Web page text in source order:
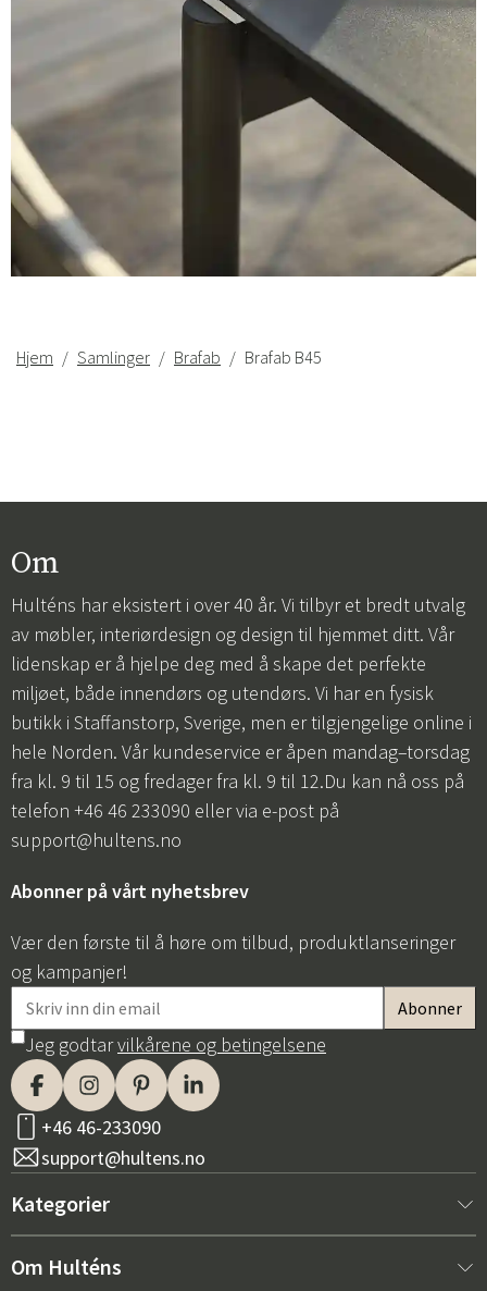
Hjem Samlinger Brafab Brafab B45
Om
Hulténs har eksistert i over 40 år. Vi tilbyr et bredt utvalg
av møbler, interiørdesign og design til hjemmet ditt. Vår
lidenskap er å hjelpe deg med å skape det perfekte
miljøet, både innendørs og utendørs. Vi har en fysisk
butikk i Staffanstorp, Sverige, men er tilgjengelige online i
hele Norden. Vår kundeservice er åpen mandag–torsdag
fra kl. 9 til 15 og fredager fra kl. 9 til 12.Du kan nå oss på
telefon +46 46 233090 eller via e-post på
support@hultens.no
Abonner på vårt nyhetsbrev
Vær den første til å høre om tilbud, produktlanseringer
og kampanjer!
Jeg godtarvilkårene og betingelsene
+46 46-233090
support@hultens.no
Kategorier
Nytt hos oss
Om Hulténs